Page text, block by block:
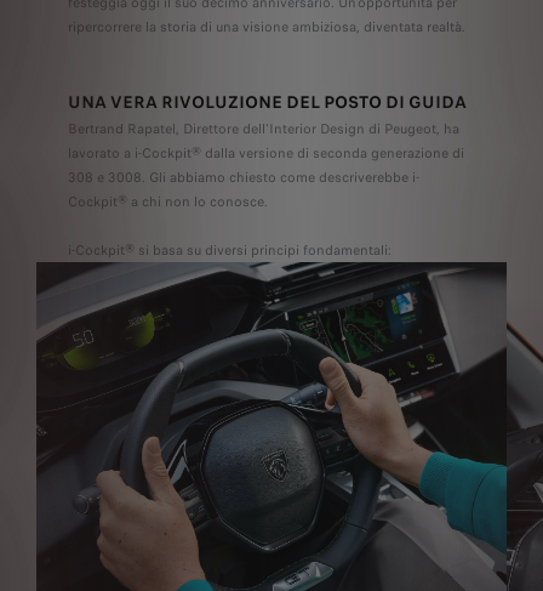
ripercorrere la storia di una visione ambiziosa, diventata realtà.
UNA VERA RIVOLUZIONE DEL POSTO DI GUIDA
Bertrand Rapatel, Direttore dell'Interior Design di Peugeot, ha
lavorato a i-Cockpit® dalla versione di seconda generazione di
308 e 3008. Gli abbiamo chiesto come descriverebbe i-
Cockpit® a chi non lo conosce.
i-Cockpit® si basa su diversi principi fondamentali: